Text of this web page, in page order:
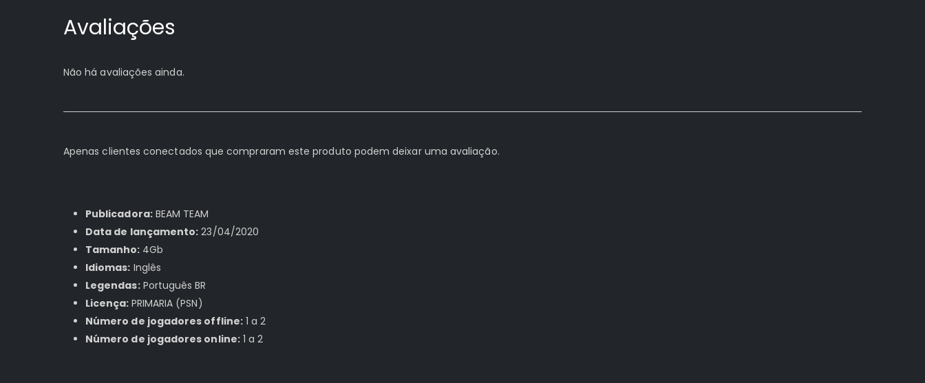
Avaliações
Não há avaliações ainda.
Apenas clientes conectados que compraram este produto podem deixar uma avaliação.
Publicadora:BEAM TEAM
Data de lançamento: 23/04/2020
Tamanho: 4Gb
Idiomas: Inglês
Legendas:Português BR
Licença: PRIMARIA (PSN)
Número de jogadores offline:1 a 2
Número de jogadores online:1 a 2